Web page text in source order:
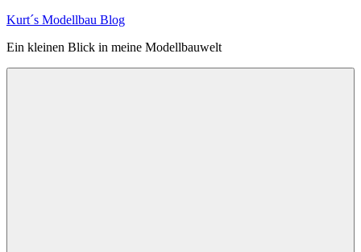
Zum
springen
Kurt´s Modellbau Blog
Ein kleinen Blick in meine Modellbauwelt